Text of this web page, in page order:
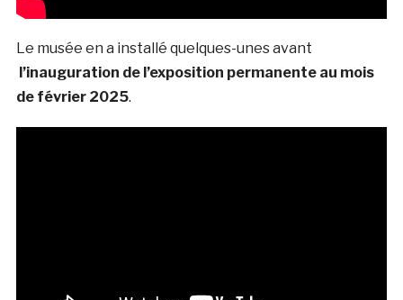
Le musée en a installé quelques-unes avant
l’inauguration de l’exposition permanente au mois
de février 2025.